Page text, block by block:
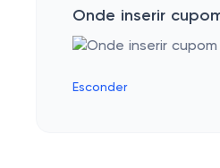
Onde inserir
Esconder